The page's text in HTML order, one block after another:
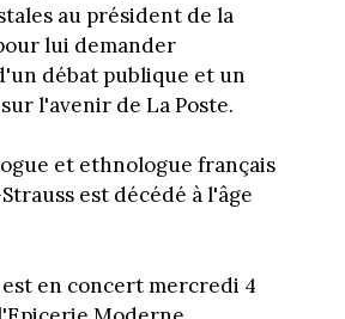
au président de la
lui demander
débat publique et un
l'avenir de La Poste.
et ethnologue français
est décédé à l'âge
en concert mercredi 4